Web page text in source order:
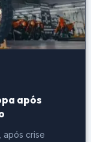
após
após crise